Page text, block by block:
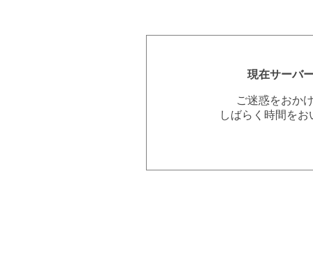
現在サーバ
ご迷惑をおか
しばらく時間を